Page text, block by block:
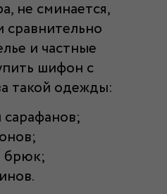
не сминается,
сравнительно
и частные
шифон с
такой одежды:
брюк;